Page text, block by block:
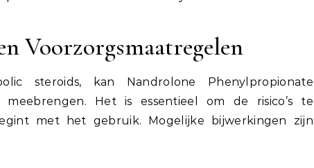
Voorzorgsmaatregelen
steroids, kan Nandrolone Phenylpropionate
Het is essentieel om de risico’s te
met het gebruik. Mogelijke bijwerkingen zijn